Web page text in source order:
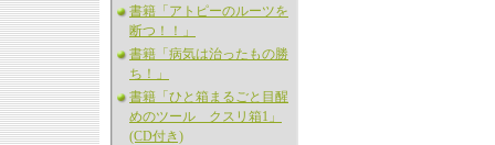
書籍「アトピーのルーツを
断つ！！」
書籍「病気は治ったもの勝
ち！」
書籍「ひと箱まるごと目醒
めのツール クスリ箱1」
(CD付き)